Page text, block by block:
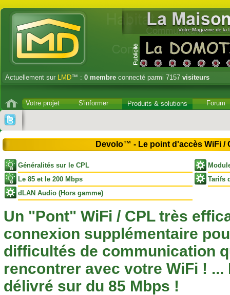
Actuellement sur LMD™ : 0 membre connecté parmi 7157 visiteurs
Votre projet S'informer Produits & solutions Forum
Devolo™ - Le point d'accès WiFi /
Généralités sur le CPL
Le 85 et le 200 Mbps
Tarifs
dLAN Audio (Hors gamme)
Un "Pont" WiFi / CPL très
connexion supplémentaire
difficultés de communication
rencontrer avec votre WiFi ! ...
délivré sur du 85 Mbps !